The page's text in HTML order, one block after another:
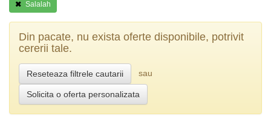
Salalah
Din pacate, nu exista oferte disponibile, potrivit
cererii tale.
Reseteaza filtrele cautarii sau
Solicita o oferta personalizata